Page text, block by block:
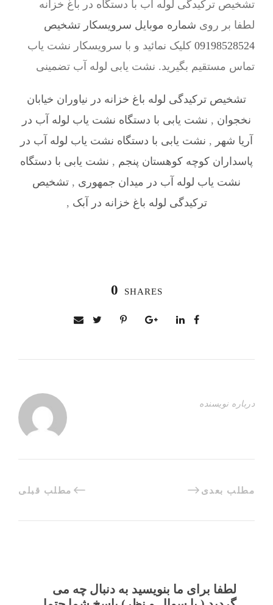
تشخیص ترکیدگی لوله آب با دستگاه در باغ خزانه
لطفا بر روی شماره موبایل سرویسکار تشخیص
09198528524 کلیک نمائید و با سرویسکار نشت یاب
تماس مستقیم بگیرید. نشت یابی لوله آب تضمینی
تشخیص ترکیدگی لوله باغ خزانه در نیاوران خیابان
نخجوان , نشت یابی با دستگاه نشت یاب لوله آب در
آریا شهر , نشت یابی با دستگاه نشت یاب لوله آب در
پاسداران کوچه کوهستان پنجم , نشت یابی با دستگاه
نشت یاب لوله آب در میدان جمهوری , تشخیص
ترکیدگی لوله باغ خزانه در آبک ,
0 SHARES
درباره نویسنده
مطلب قبلی مطلب بعدی
لطفا برای ما بنویسید به دنبال چه می